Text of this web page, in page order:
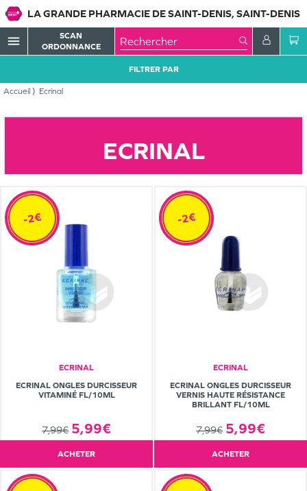
LA GRANDE PHARMACIE DE SAINT-DENIS, SAINT-DENIS
menu
SCAN
ORDONNANCE
Accueil Ecrinal
FILTRER PAR
ECRINAL
ECRINAL
ECRINAL ONGLES DURCISSEUR
VITAMINÉ FL/10ML
7,99€ 5,99€
-2€
ACHETER
ECRINAL
ECRINAL ONGLES DURCISSEUR
VERNIS HAUTE RÉSISTANCE
BRILLANT FL/10ML
7,99€ 5,99€
-2€
ACHETER